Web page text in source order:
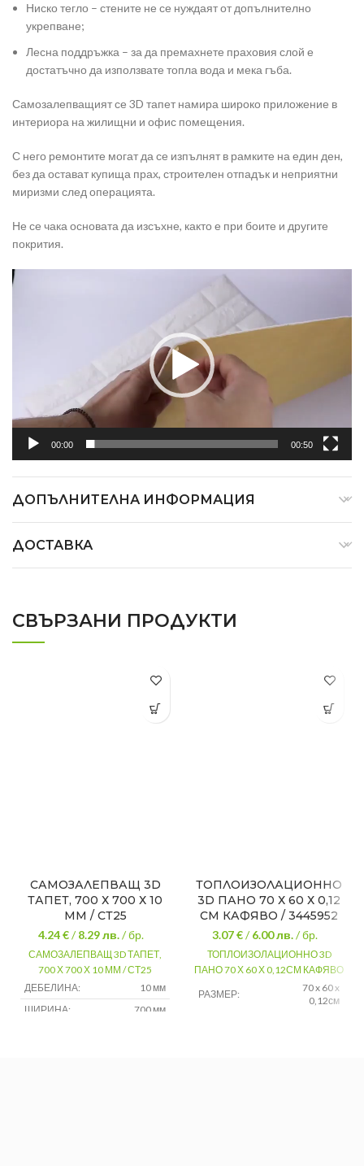
Ниско тегло – стените не се нуждаят от допълнително
укрепване;
Лесна поддръжка – за да премахнете праховия слой е
достатъчно да използвате топла вода и мека гъба.
Самозалепващият се 3D тапет намира широко приложение в
интериора на жилищни и офис помещения.
С него ремонтите могат да се изпълнят в рамките на един ден,
без да остават купища прах, строителен отпадък и неприятни
миризми след операцията.
Не се чака основата да изсъхне, както е при боите и другите
покрития.
Видео
00:00 00:50
ДОПЪЛНИТЕЛНА ИНФОРМАЦИЯ
ДОСТАВКА
СВЪРЗАНИ ПРОДУКТИ
САМОЗАЛЕПВАЩ 3D
ТАПЕТ, 700 Х 700 Х 10
ММ / СТ25
4.24 €/8.29лв./ бр.
САМОЗАЛЕПВАЩ 3D ТАПЕТ,
700 Х 700 Х 10 ММ / СТ25
ДЕБЕЛИНА:
10 мм
ШИРИНА:
700 мм
ТОПЛОИЗОЛАЦИОННО
3D ПАНО 70 Х 60 Х 0,12
СМ КАФЯВО / 3445952
3.07 €/6.00лв./ бр.
ТОПЛОИЗОЛАЦИОННО 3D
ПАНО 70 Х 60 Х 0,12СМ КАФЯВО
РАЗМЕР:
70 x 60 x
0,12см